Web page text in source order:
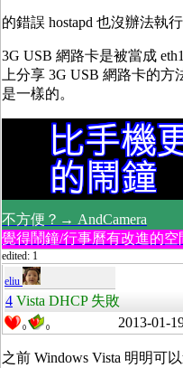
的錯誤 hostapd 也沒辦法執行
3G USB 網路卡是被當成
上分享 3G USB 網路卡的
是一樣的。
不方便？→ AndCamera
覺得鬧鐘/行事曆有改進的
edited: 1
eliu
4 Vista DHCP 失敗
0 0 2013-01-
之前 Windows Vista 明明可